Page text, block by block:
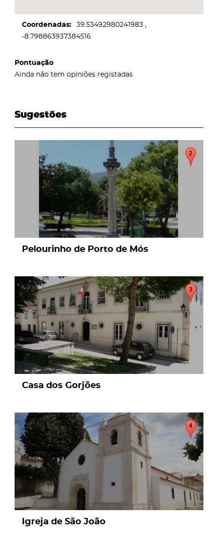
Coordenadas
39.53492980241983
-8.798863937384516
Pontuação
Ainda não tem opiniões registadas
Sugestões
Pelourinho de Porto de Mós
page
Casa dos Gorjões
page
Igreja de São João